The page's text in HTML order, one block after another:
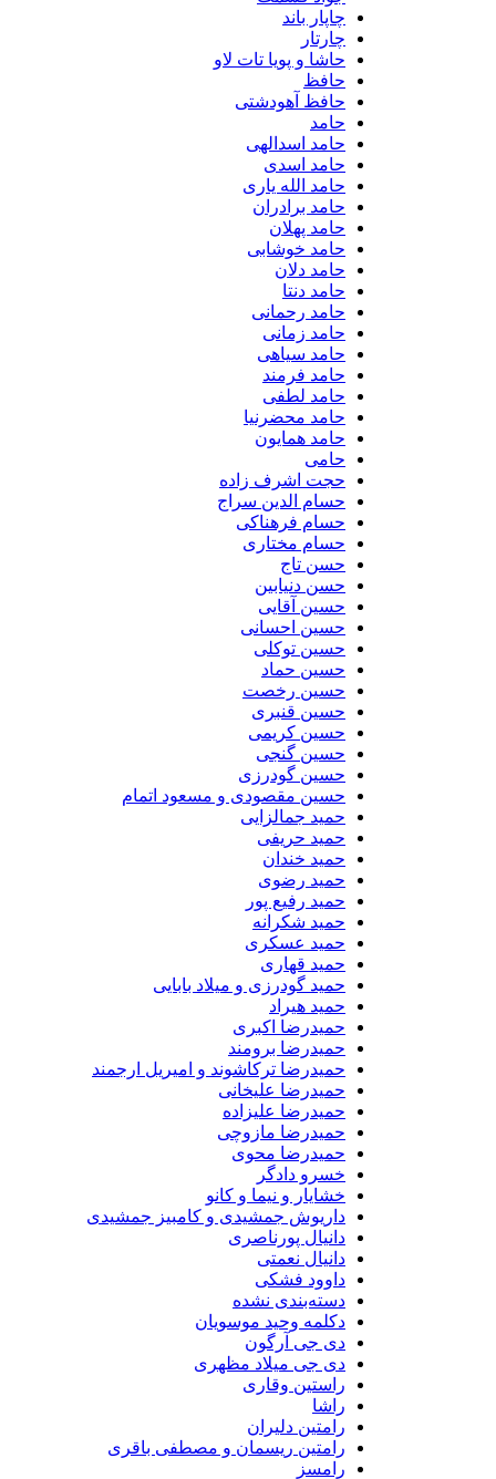
چاپار باند
حاشا و پویا تات لاو
حافظ آهودشتی
حامد اسدالهی
حامد اسدی
حامد الله یاری
حامد برادران
حامد پهلان
حامد خوشابی
حامد دلان
حامد دنتا
حامد رحمانی
حامد زمانی
حامد سیاهی
حامد فرمند
حامد لطفی
حامد محضرنیا
حامد همایون
حجت اشرف زاده
حسام الدین سراج
حسام فرهناکی
حسام مختاری
حسن تاج
حسن دنیابین
حسین آقایی
حسین احسانی
حسین توکلی
حسین حماد
حسین رخصت
حسین قنبری
حسین کریمی
حسین گنجی
حسین گودرزی
حسین مقصودی و مسعود اتمام
حمید جمالزایی
حمید حریفی
حمید خندان
حمید رضوی
حمید رفیع پور
حمید شکرانه
حمید عسکری
حمید قهاری
حمید گودرزی و میلاد بابایی
حمید هیراد
حمیدرضا اکبری
حمیدرضا برومند
حمیدرضا ترکاشوند و امیریل ارجمند
حمیدرضا علیخانی
حمیدرضا علیزاده
حمیدرضا مازوچی
حمیدرضا محوی
خسرو دادگر
خشایار و نیما و کانو
داریوش جمشیدی و کامبیز جمشیدی
دانیال پورناصری
دانیال نعمتی
داوود فشکی
دسته‌بندی نشده
دکلمه وحید موسویان
دی جی آرگون
دی جی میلاد مظهری
راستین وقاری
رامتین دلیران
رامتین ریسمان و مصطفی باقری